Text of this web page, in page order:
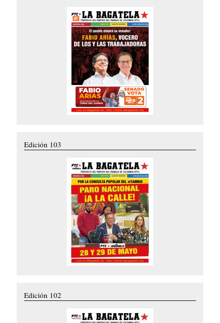
Edición 103
Edición 102